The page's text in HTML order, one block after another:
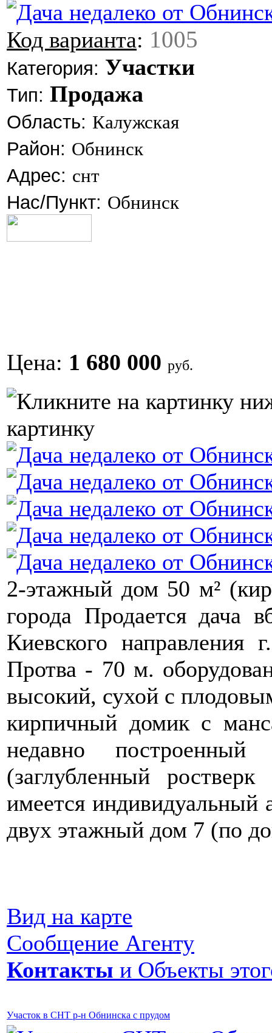
Код варианта: 1005
Категория: Участки
Тип: Продажа
Область: Калужская
Район: Обнинск
Адрес: снт
Нас/Пункт: Обнинск
Цена: 1 680 000 руб.
картинку
2-этажный дом 50 м²
города Продается
Киевского
Протва - 70 м.
высокий, сухой с
кирпичный домик с
недавно
(заглубленный
имеется индивидуальный
двух этажный дом 7 (по
Вид на карте
Сообщение Агенту
Контакты и Объекты
Участок в СНТ р-н Обнинска с прудом